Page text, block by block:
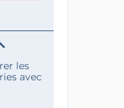
les
avec